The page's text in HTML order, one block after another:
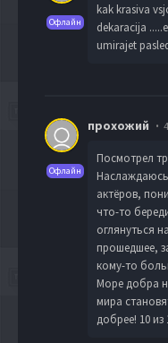
Офлайн
kak krasiva
dekaracija
umirajet
Офлайн
прохожий
Посмотрел
актёров,
что-то
оглянуться
прошедшее,
кому-то
Море добра
мира
добрее! 10 из